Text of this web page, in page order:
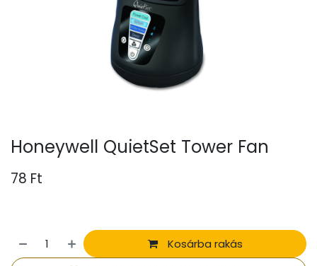
Honeywell QuietSet Tower Fan
78 Ft
Kosárba rakás